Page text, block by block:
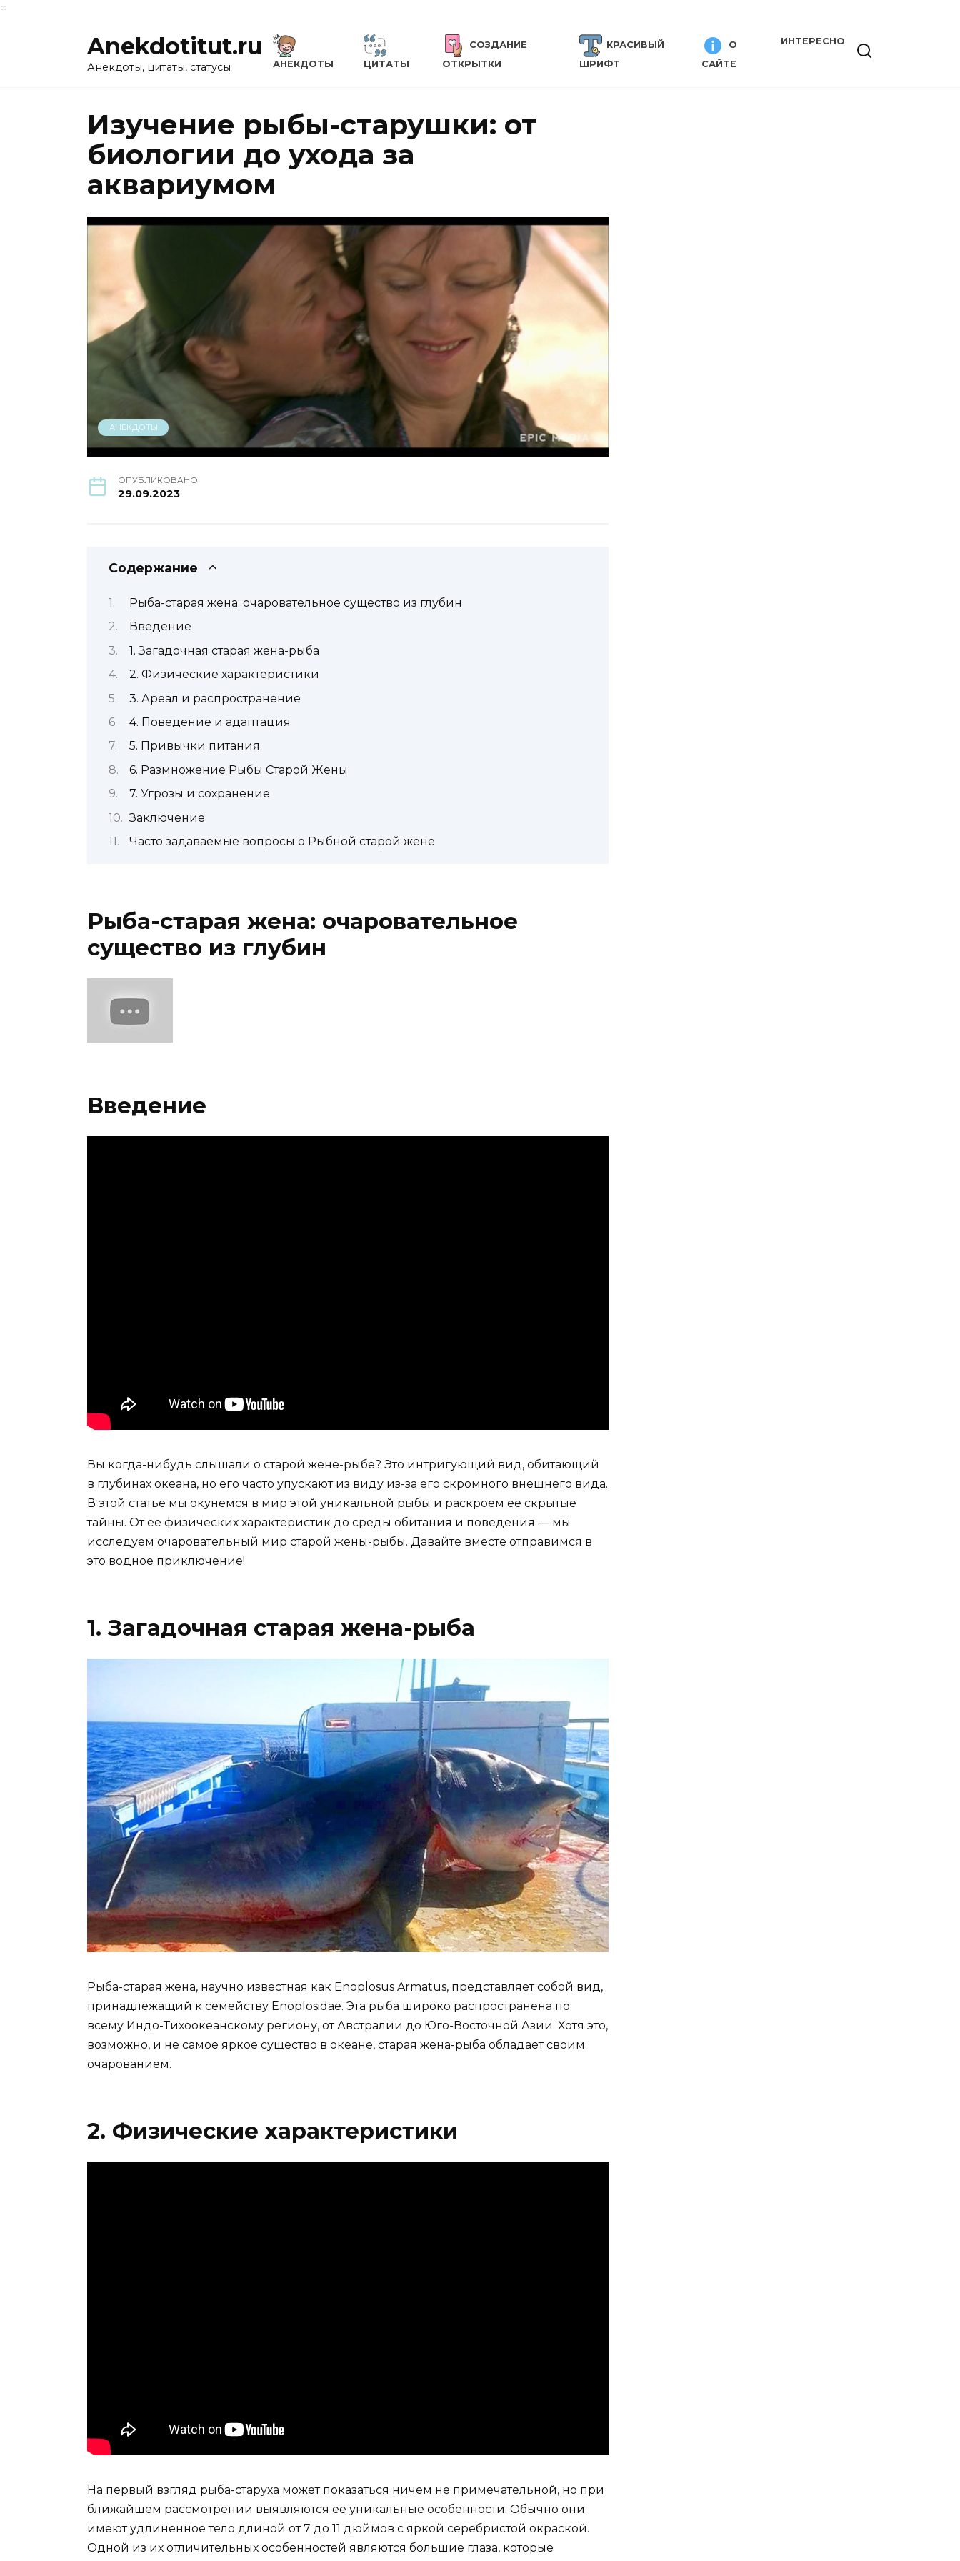
=
Anekdotitut.ru
Анекдоты, цитаты, статусы АНЕКДОТЫ ЦИТАТЫ
СОЗДАНИЕ
ОТКРЫТКИ
КРАСИВЫЙ
ШРИФТ
О
САЙТЕ
ИНТЕРЕСНО
Изучение рыбы-старушки: от
биологии до ухода за
аквариумом
АНЕКДОТЫ
ОПУБЛИКОВАНО
29.09.2023
Содержание
Рыба-старая жена: очаровательное существо из глубин
Введение
1. Загадочная старая жена-рыба
2. Физические характеристики
3. Ареал и распространение
4. Поведение и адаптация
5. Привычки питания
6. Размножение Рыбы Старой Жены
7. Угрозы и сохранение
Заключение
Часто задаваемые вопросы о Рыбной старой жене
Рыба-старая жена: очаровательное
существо из глубин
Введение
Вы когда-нибудь слышали о старой жене-рыбе? Это интригующий вид, обитающий
в глубинах океана, но его часто упускают из виду из-за его скромного внешнего вида.
В этой статье мы окунемся в мир этой уникальной рыбы и раскроем ее скрытые
тайны. От ее физических характеристик до среды обитания и поведения — мы
исследуем очаровательный мир старой жены-рыбы. Давайте вместе отправимся в
это водное приключение!
1. Загадочная старая жена-рыба
Рыба-старая жена, научно известная как Enoplosus Armatus, представляет собой вид,
принадлежащий к семейству Enoplosidae. Эта рыба широко распространена по
всему Индо-Тихоокеанскому региону, от Австралии до Юго-Восточной Азии. Хотя это,
возможно, и не самое яркое существо в океане, старая жена-рыба обладает своим
очарованием.
2. Физические характеристики
На первый взгляд рыба-старуха может показаться ничем не примечательной, но при
ближайшем рассмотрении выявляются ее уникальные особенности. Обычно они
имеют удлиненное тело длиной от 7 до 11 дюймов с яркой серебристой окраской.
Одной из их отличительных особенностей являются большие глаза, которые